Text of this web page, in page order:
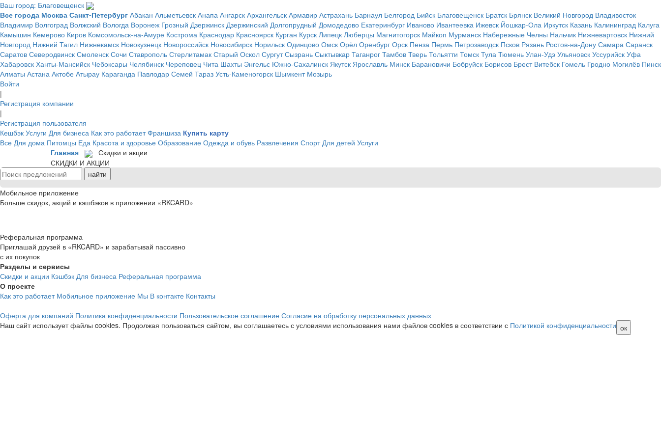
Ваш город: Благовещенск
Все города Москва Санкт-Петербург Абакан Альметьевск Анапа Ангарск Архангельск Армавир Астрахань Барнаул Белгород Бийск Благовещенск Братск Брянск Великий Новгород Владивосток
Владимир Волгоград Волжский Вологда Воронеж Грозный Дзержинск Дзержинский Долгопрудный Домодедово Екатеринбург Иваново Ивантеевка Ижевск Йошкар-Ола Иркутск Казань Калининград Калуга
Камышин Кемерово Киров Комсомольск-на-Амуре Кострома Краснодар Красноярск Курган Курск Липецк Люберцы Магнитогорск Майкоп Мурманск Набережные Челны Нальчик Нижневартовск Нижний
Новгород Нижний Тагил Нижнекамск Новокузнецк Новороссийск Новосибирск Норильск Одинцово Омск Орёл Оренбург Орск Пенза Пермь Петрозаводск Псков Рязань Ростов-на-Дону Самара Саранск
Саратов Северодвинск Смоленск Сочи Ставрополь Стерлитамак Старый Оскол Сургут Сызрань Сыктывкар Таганрог Тамбов Тверь Тольятти Томск Тула Тюмень Улан-Удэ Ульяновск Уссурийск Уфа
Хабаровск Ханты-Мансийск Чебоксары Челябинск Череповец Чита Шахты Энгельс Южно-Сахалинск Якутск Ярославль Минск Барановичи Бобруйск Борисов Брест Витебск Гомель Гродно Могилёв Пинск
Алматы Астана Актобе Атырау Караганда Павлодар Семей Тараз Усть-Каменогорск Шымкент Мозырь
Войти
|
Регистрация компании
|
Регистрация пользователя
Кешбэк Услуги Для бизнеса Как это работает Франшиза Купить карту
Все Для дома Питомцы Еда Красота и здоровье Образование Одежда и обувь Развлечения Спорт Для детей Услуги
Главная
Скидки и акции
СКИДКИ И АКЦИИ
Мобильное приложение
Больше скидок, акций и кэшбэков в приложении «RKCARD»
Реферальная программа
Приглашай друзей в «RKCARD» и зарабатывай пассивно
с их покупок
Разделы и сервисы
Скидки и акции Кэшбэк Для бизнеса Реферальная программа
О проекте
Как это работает Мобильное приложение Мы В контакте Контакты
Оферта для компаний Политика конфиденциальности Пользовательское соглашение Согласие на обработку персональных данных
Наш сайт использует файлы cookies. Продолжая пользоваться сайтом, вы соглашаетесь с условиями использования нами файлов cookies в соответствии с Политикой конфиденциальности ок